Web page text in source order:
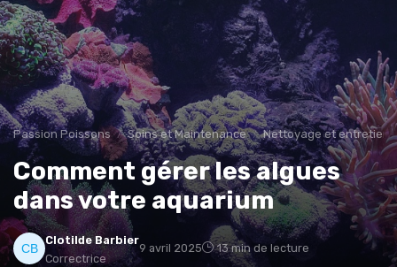
Passion Poissons Soins et Maintenance Nettoyage et entretien
Comment gérer les algues
dans votre aquarium
Clotilde Barbier
Correctrice
9 avril 2025 13 min de lecture